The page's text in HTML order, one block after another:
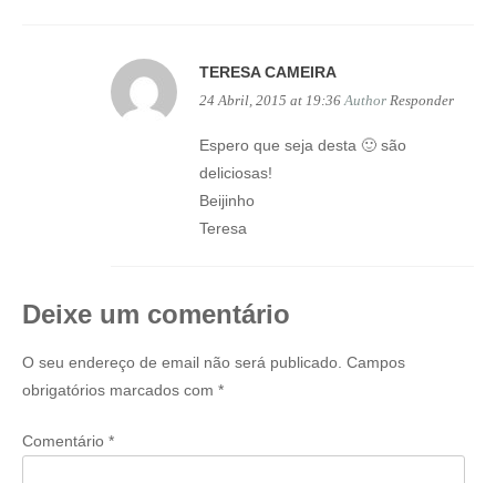
TERESA CAMEIRA
24 Abril, 2015 at 19:36 Author Responder
Espero que seja desta 🙂 são
deliciosas!
Beijinho
Teresa
Deixe um comentário
O seu endereço de email não será publicado. Campos
obrigatórios marcados com *
Comentário *